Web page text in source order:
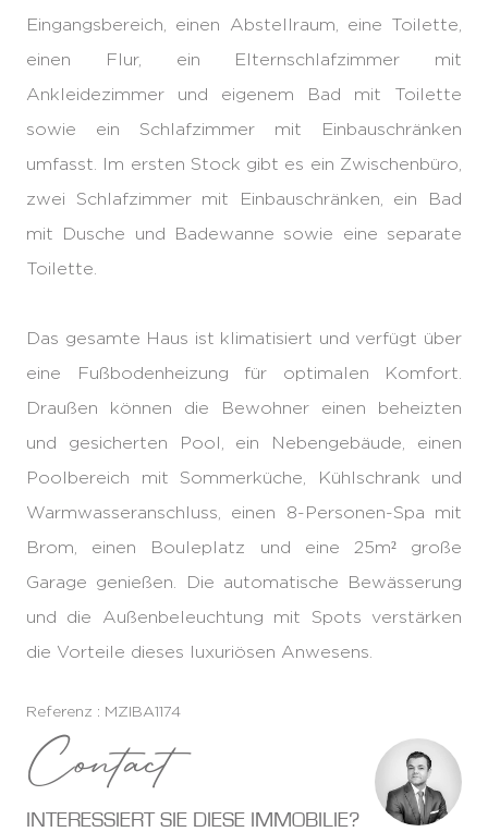
Eingangsbereich, einen Abstellraum, eine Toilette,
einen Flur, ein Elternschlafzimmer mit
Ankleidezimmer und eigenem Bad mit Toilette
sowie ein Schlafzimmer mit Einbauschränken
umfasst. Im ersten Stock gibt es ein Zwischenbüro,
zwei Schlafzimmer mit Einbauschränken, ein Bad
mit Dusche und Badewanne sowie eine separate
Toilette.
Das gesamte Haus ist klimatisiert und verfügt über
eine Fußbodenheizung für optimalen Komfort.
Draußen können die Bewohner einen beheizten
und gesicherten Pool, ein Nebengebäude, einen
Poolbereich mit Sommerküche, Kühlschrank und
Warmwasseranschluss, einen 8-Personen-Spa mit
Brom, einen Bouleplatz und eine 25m² große
Garage genießen. Die automatische Bewässerung
und die Außenbeleuchtung mit Spots verstärken
die Vorteile dieses luxuriösen Anwesens.
Referenz : MZIBA1174
Contact
INTERESSIERT SIE DIESE IMMOBILIE?